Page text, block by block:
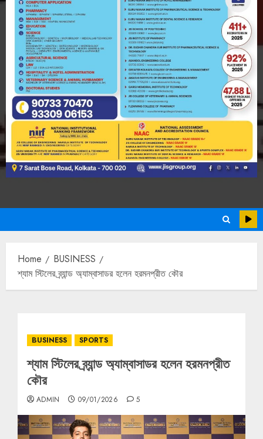
Home
BUSINESS
শ্যাম স্টিলের ব্র্যান্ড অ্যাম্বাসাডর হলেন হরমনপ্রীত কৌর
BUSINESS SPORTS
শ্যাম স্টিলের ব্র্যান্ড অ্যাম্বাসাডর হলেন হরমনপ্রীত
কৌর
ADMIN 09/01/2026 5